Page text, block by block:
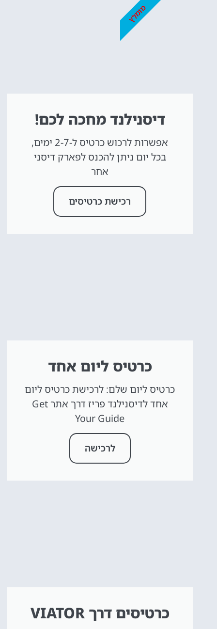
מומלץ לקנות כרטיס
דיסנילנד מחכה לכם!
אפשרות לרכוש כרטיס ל-2-7 ימים,
בכל יום ניתן להכנס לפארק דיסני
אחר
רכישת כרטיסים
מומלץ
כרטיס ליום אחד
כרטיס ליום שלם: לרכישת כרטיס ליום
אחד לדיסנילנד פריז דרך אתר Get
Your Guide
לרכישה
כרטיסים דרך VIATOR